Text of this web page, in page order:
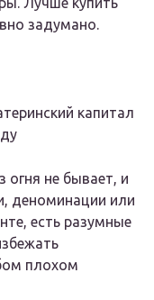
задумано.
капитал
огня не бывает, и
деноминации или
есть разумные
плохом